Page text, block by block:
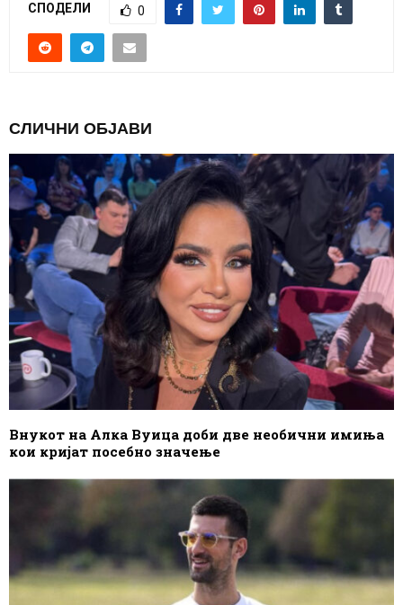
СПОДЕЛИ 0
СЛИЧНИ ОБЈАВИ
Внукот на Алка Вуица доби две необични имиња
кои кријат посебно значење